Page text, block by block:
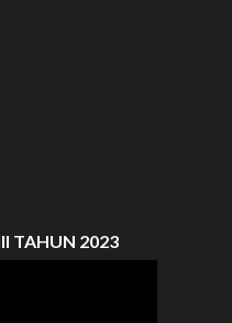
TAHUN 2023